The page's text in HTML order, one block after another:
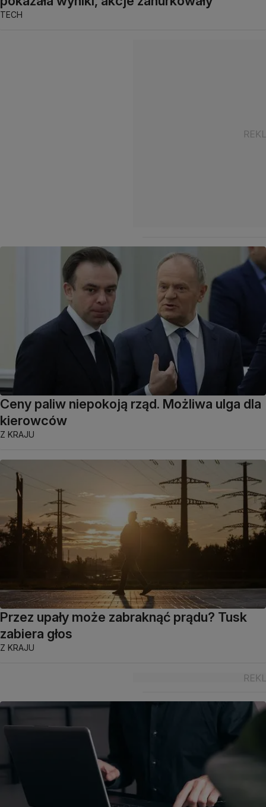
TECH
Ceny paliw niepokoją rząd. Możliwa ulga dla
kierowców
Z KRAJU
Przez upały może zabraknąć prądu? Tusk
zabiera głos
Z KRAJU